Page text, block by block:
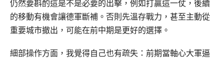
仍然要斟酌這是不是必要的出擊，例如打贏這一仗，後續
的移動有機會讓德軍斷補。否則先溫存戰力，甚至主動從
重要城市撤出，可能在前中期是更好的選擇。
細部操作方面，我覺得自己也有疏失：前期當軸心大軍逼